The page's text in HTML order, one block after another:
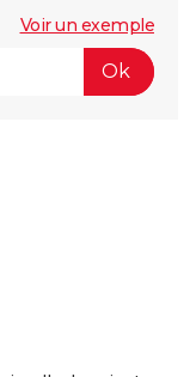
Voir un exemple